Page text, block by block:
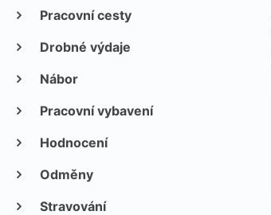
Pracovní cesty
Drobné výdaje
Nábor
Pracovní vybavení
Hodnocení
Odměny
Stravování